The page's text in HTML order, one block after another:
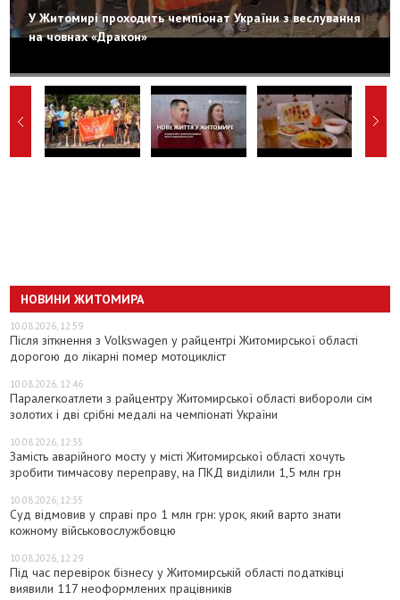
У Житомирі проходить чемпіонат України з веслування
на човнах «Дракон»
НОВИНИ ЖИТОМИРА
10.08.2026, 12:59
Після зіткнення з Volkswagen у райцентрі Житомирської області
дорогою до лікарні помер мотоцикліст
10.08.2026, 12:46
Паралегкоатлети з райцентру Житомирської області вибороли сім
золотих і дві срібні медалі на чемпіонаті України
10.08.2026, 12:35
Замість аварійного мосту у місті Житомирської області хочуть
зробити тимчасову переправу, на ПКД виділили 1,5 млн грн
10.08.2026, 12:35
Суд відмовив у справі про 1 млн грн: урок, який варто знати
кожному військовослужбовцю
10.08.2026, 12:29
Під час перевірок бізнесу у Житомирській області податківці
виявили 117 неоформлених працівників